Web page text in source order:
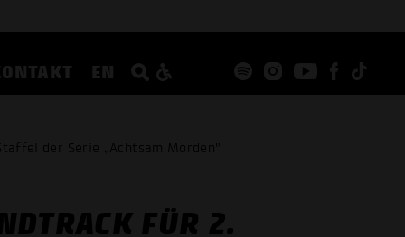
EN
der Serie „Achtsam Morden"
FÜR 2.